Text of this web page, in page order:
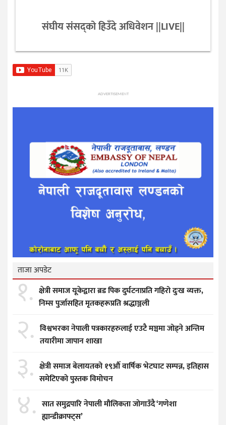
संघीय संसद्को हिउँदे अधिवेशन ||LIVE||
ADVERTISEMENT
ताजा अपडेट
१. क्षेत्री समाज यूकेद्वारा ब्रड पिक दुर्घटनाप्रति गहिरो दुःख व्यक्त,
निम्स पुर्जासहित मृतकहरूप्रति श्रद्धाञ्जली
२. विश्वभरका नेपाली पत्रकारहरुलाई एउटै मञ्चमा जोड्ने अन्तिम
तयारीमा जापान शाखा
३. क्षेत्री समाज बेलायतको १९औँ वार्षिक भेटघाट सम्पन्न, इतिहास
समेटिएको पुस्तक विमोचन
४. सात समुद्रपारि नेपाली मौलिकता जोगाउँदै ‘गणेशा
ह्यान्डीक्राफ्ट्स’